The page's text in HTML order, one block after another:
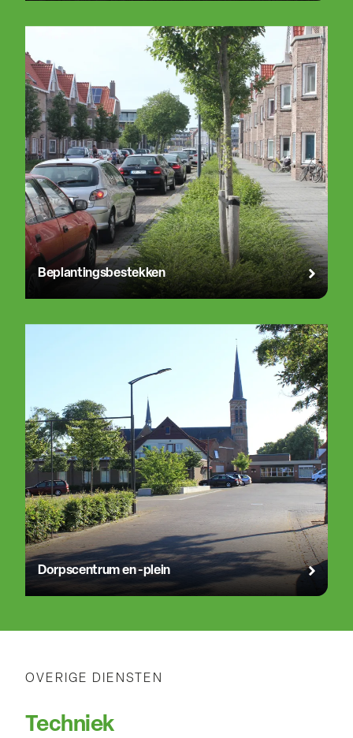
Beplantingsbestekken
Dorpscentrum en -plein
OVERIGE DIENSTEN
Techniek